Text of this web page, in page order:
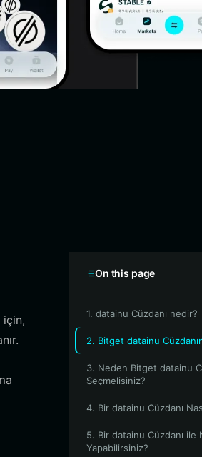
için,
On this page
1. datainu Cüzdanı nedir?
2. Bitget datainu
3. Neden Bitget datainu
Seçmelisiniz?
4. Bir datainu Cüzdanı
5. Bir datainu Cüzdanı ile
Yapabilirsiniz?